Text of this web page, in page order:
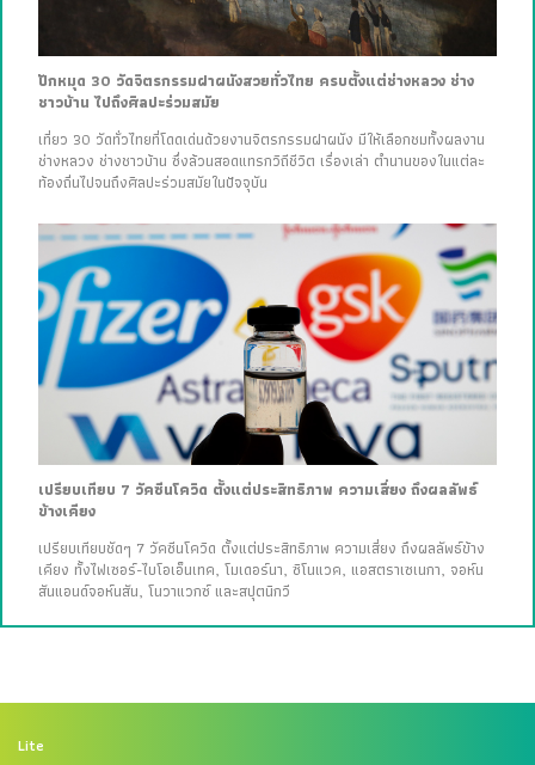
ปักหมุด 30 วัดจิตรกรรมฝาผนังสวยทั่วไทย ครบตั้งแต่ช่างหลวง ช่าง
ชาวบ้าน ไปถึงศิลปะร่วมสมัย
เที่ยว 30 วัดทั่วไทยที่โดดเด่นด้วยงานจิตรกรรมฝาผนัง มีให้เลือกชมทั้งผลงาน
ช่างหลวง ช่างชาวบ้าน ซึ่งล้วนสอดแทรกวิถีชีวิต เรื่องเล่า ตำนานของในแต่ละ
ท้องถิ่นไปจนถึงศิลปะร่วมสมัยในปัจจุบัน
เปรียบเทียบ 7 วัคซีนโควิด ตั้งแต่ประสิทธิภาพ ความเสี่ยง ถึงผลลัพธ์
ข้างเคียง
เปรียบเทียบชัดๆ 7 วัคซีนโควิด ตั้งแต่ประสิทธิภาพ ความเสี่ยง ถึงผลลัพธ์ข้าง
เคียง ทั้งไฟเซอร์-ไบโอเอ็นเทค, โมเดอร์นา, ซิโนแวค, แอสตราเซเนกา, จอห์น
สันแอนด์จอห์นสัน, โนวาแวกซ์ และสปุตนิกวี
Lite